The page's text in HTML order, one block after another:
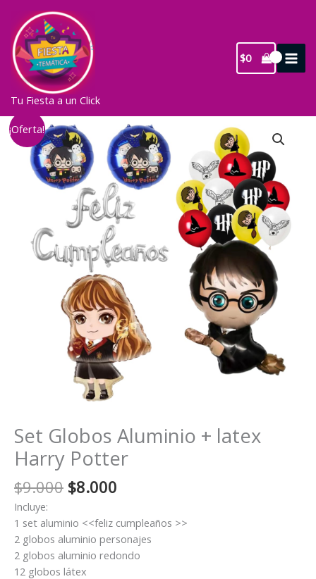
contenido
Tu Fiesta a un Click
$0
¡Oferta!
Set Globos Aluminio + latex
Harry Potter
$9.000 El
original
era:
$9.000.
$8.000
actual
es:
$8.000.
Incluye:
1 set aluminio <<feliz cumpleaños >>
2 globos aluminio personajes
2 globos aluminio redondo
12 globos látex